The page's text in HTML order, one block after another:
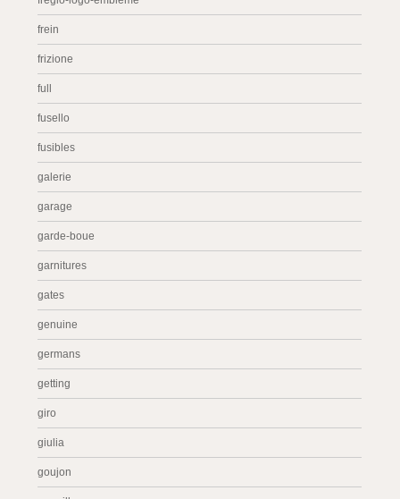
frein
frizione
full
fusello
fusibles
galerie
garage
garde-boue
garnitures
gates
genuine
germans
getting
giro
giulia
goujon